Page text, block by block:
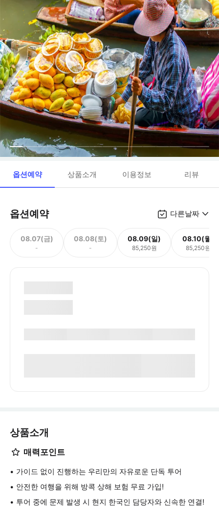
옵션예약 상품소개 이용정보 리뷰
옵션예약 다른날짜
08.07(금)
-
08.08(토)
-
08.09(일)
85,250원
08.10(월)
85,250원
상품소개
매력포인트
가이드 없이 진행하는 우리만의 자유로운 단독 투어
안전한 여행을 위해 방콕 상해 보험 무료 가입!
투어 중에 문제 발생 시 현지 한국인 담당자와 신속한 연결!